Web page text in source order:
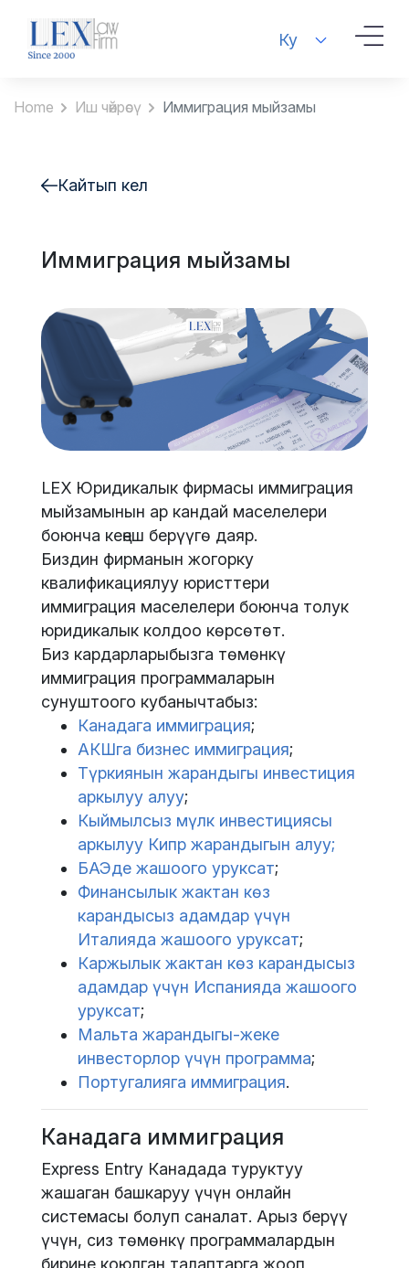
Ку
Home Иш чөйрөсү Иммиграция мыйзамы
Кайтып кел
Иммиграция мыйзамы
LEX Юридикалык фирмасы иммиграция
мыйзамынын ар кандай маселелери
боюнча кеңеш берүүгө даяр.
Биздин фирманын жогорку
квалификациялуу юристтери
иммиграция маселелери боюнча толук
юридикалык колдоо көрсөтөт.
Биз кардарларыбызга төмөнкү
иммиграция программаларын
сунуштоого кубанычтабыз:
Канадага иммиграция;
АКШга бизнес иммиграция;
Түркиянын жарандыгы инвестиция
аркылуу алуу;
Кыймылсыз мүлк инвестициясы
аркылуу Кипр жарандыгын алуу;
БАЭде жашоого уруксат;
Финансылык жактан көз
карандысыз адамдар үчүн
Италияда жашоого уруксат;
Каржылык жактан көз карандысыз
адамдар үчүн Испанияда жашоого
уруксат;
Мальта жарандыгы-жеке
инвесторлор үчүн программа;
Португалияга иммиграция.
Канадага иммиграция
Express Entry Канадада туруктуу
жашаган башкаруу үчүн онлайн
системасы болуп саналат. Арыз берүү
үчүн, сиз төмөнкү программалардын
бирине коюлган талаптарга жооп